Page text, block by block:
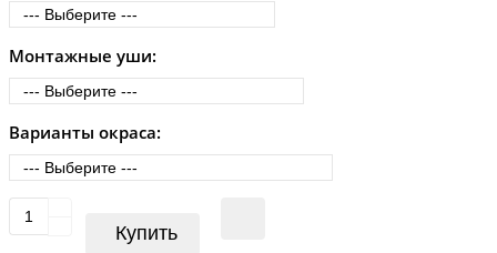
Монтажные уши:
Варианты окраса:
Купить